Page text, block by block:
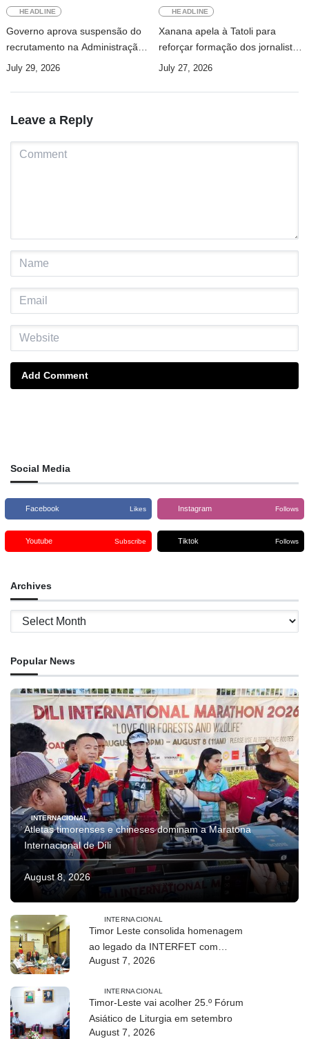
HEADLINE
Governo aprova suspensão do
recrutamento na Administração
Pública
July 29, 2026
HEADLINE
Xanana apela à Tatoli para
reforçar formação dos jornalistas
e investir na investigação
July 27, 2026
Leave a Reply
Add Comment
Social Media
Facebook Likes Instagram Follows
Youtube Subscribe Tiktok Follows
Archives
Archives
Popular News
INTERNACIONAL
Atletas timorenses e chineses dominam a Maratona
Internacional de Díli
August 8, 2026
INTERNACIONAL
Timor Leste consolida homenagem
ao legado da INTERFET com
avanço de memorial
August 7, 2026
INTERNACIONAL
Timor-Leste vai acolher 25.º Fórum
Asiático de Liturgia em setembro
August 7, 2026